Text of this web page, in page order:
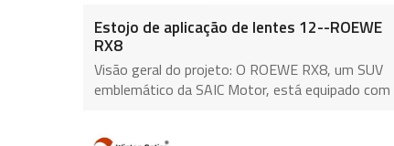
Estojo de aplicação de lentes 12--ROEWE
RX8
Visão geral do projeto: O ROEWE RX8, um SUV
emblemático da SAIC Motor, está equipado com